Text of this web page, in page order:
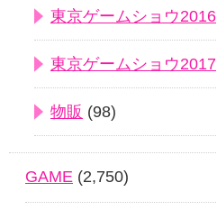
東京ゲームショウ2016
東京ゲームショウ2017
物販 (98)
GAME (2,750)